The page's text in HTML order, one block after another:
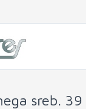
sreb.